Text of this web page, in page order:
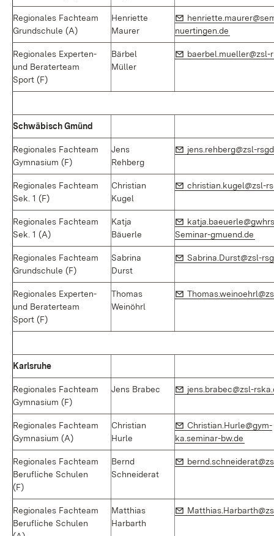
Regionales Fachteam
Grundschule (A)
Henriette
Maurer
E-Mail:
nuertingen.de
Regionales Experten-
und Beraterteam
Sport (F)
Bärbel
Müller
E-Mail:
baerbel.mueller@zsl-
Schwäbisch Gmünd
Regionales Fachteam
Gymnasium (F)
Jens
Rehberg
E-Mail:
jens.rehberg@zsl-
Regionales Fachteam
Sek. 1 (F)
Christian
Kugel
E-Mail:
christian.kugel@zsl-
Regionales Fachteam
Sek. 1 (A)
Katja
Bäuerle
E-Mail:
Seminar-gmuend.de
Regionales Fachteam
Grundschule (F)
Sabrina
Durst
E-Mail:
Sabrina.Durst@zsl-
Regionales Experten-
und Beraterteam
Sport (F)
Thomas
Weinöhrl
E-Mail:
Karlsruhe
Regionales Fachteam
Gymnasium (F)
Jens Brabec E-Mail:
jens.brabec@zsl-
Regionales Fachteam
Gymnasium (A)
Christian
Hurle
E-Mail:
Christian.Hurle@gym-
ka.seminar-bw.de
Regionales Fachteam
Berufliche Schulen
(F)
Bernd
Schneiderat
E-Mail:
Regionales Fachteam
Berufliche Schulen
Matthias
Harbarth
E-Mail: